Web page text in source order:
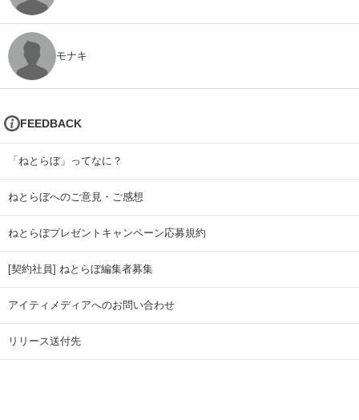
モナキ
FEEDBACK
「ねとらぼ」ってなに？
ねとらぼへのご意見・ご感想
ねとらぼプレゼントキャンペーン応募規約
[契約社員] ねとらぼ編集者募集
アイティメディアへのお問い合わせ
リリース送付先